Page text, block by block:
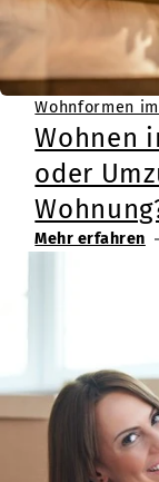
Wohnformen
Wohnen
oder
Mehr erfahren